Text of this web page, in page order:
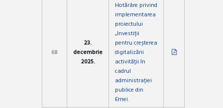
68
23.
decembrie
2025.
Hotărâre privind
implementarea
proiectului
„Investiții
pentru creșterea
digitalizării
activității în
cadrul
administrației
publice din
Ernei.